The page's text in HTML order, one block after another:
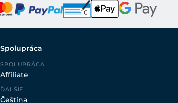
Spolupráca
SPOLUPRÁCA
Affiliate
ĎALŠIE
Čeština